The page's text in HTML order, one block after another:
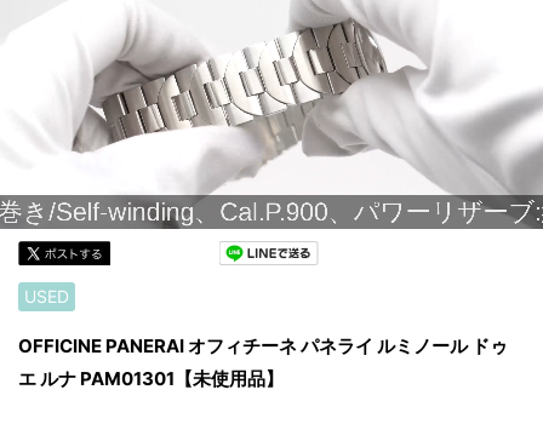
USED
OFFICINE PANERAI オフィチーネ パネライ ルミノール ドゥ
エ ルナ PAM01301【未使用品】